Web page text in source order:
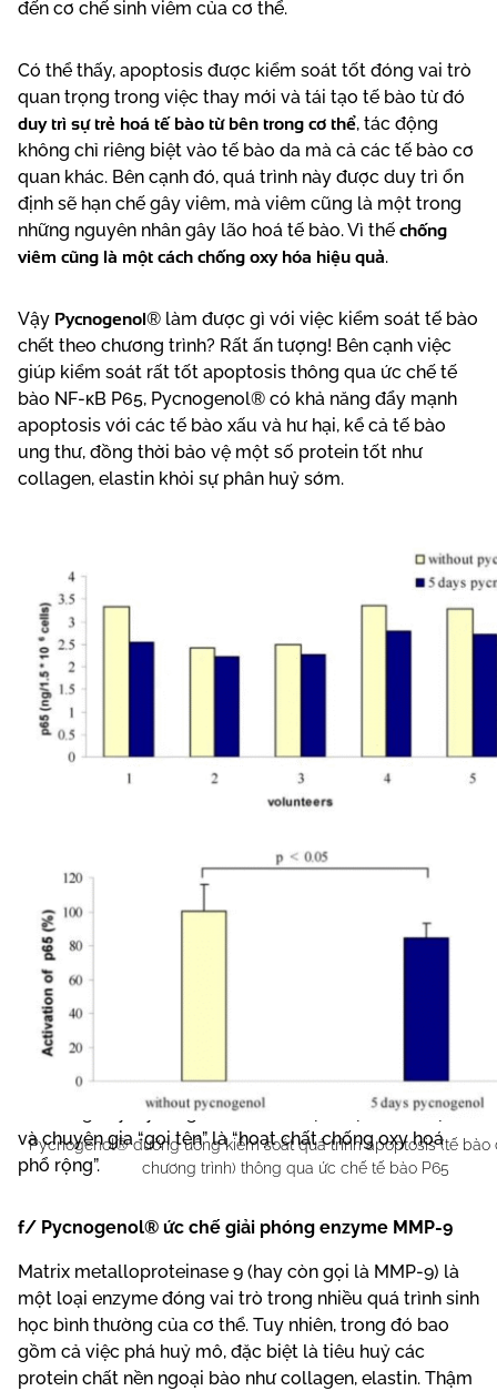
đến cơ chế sinh viêm của cơ thể.
Có thể thấy, apoptosis được kiểm soát tốt đóng vai trò
quan trọng trong việc thay mới và tái tạo tế bào từ đó
duy trì sự trẻ hoá tế bào từ bên trong cơ thể, tác động
không chỉ riêng biệt vào tế bào da mà cả các tế bào cơ
quan khác. Bên cạnh đó, quá trình này được duy trì ổn
định sẽ hạn chế gây viêm, mà viêm cũng là một trong
những nguyên nhân gây lão hoá tế bào. Vì thế chống
viêm cũng là một cách chống oxy hóa hiệu quả.
Vậy Pycnogenol® làm được gì với việc kiểm soát tế bào
chết theo chương trình? Rất ấn tượng! Bên cạnh việc
giúp kiểm soát rất tốt apoptosis thông qua ức chế tế
bào NF-κB P65, Pycnogenol® có khả năng đẩy mạnh
apoptosis với các tế bào xấu và hư hại, kể cả tế bào
ung thư, đồng thời bảo vệ một số protein tốt như
collagen, elastin khỏi sự phân huỷ sớm.
Pycnogenol® đường uống kiểm soát quá trình apoptosis (tế bào
chương trình) thông qua ức chế tế bào P65
Điều đó không có nghĩa Pycnogenol® có khả năng đơn
trị liệu trong điều trị ung thư, tuy nhiên, hoạt chất này
đã và đang được sử dụng như một sản phẩm chăm sóc
sức khỏe nhằm ngăn ngừa ung thư và đang được
nghiên cứu trong hỗ trợ điều trị ung thư do bệnh bạch
cầu. Pycnogenol® thực sự là một khám phá tuyệt vời
của y học, vượt xa kỳ vọng đối với mục tiêu trẻ hoá. Với
khả năng này, Pycnogenol® còn được một số tài liệu
và chuyên gia “gọi tên” là “hoạt chất chống oxy hoá
phổ rộng”.
f/ Pycnogenol® ức chế giải phóng enzyme MMP-9
Matrix metalloproteinase 9 (hay còn gọi là MMP-9) là
một loại enzyme đóng vai trò trong nhiều quá trình sinh
học bình thường của cơ thể. Tuy nhiên, trong đó bao
gồm cả việc phá huỷ mô, đặc biệt là tiêu huỷ các
protein chất nền ngoại bào như collagen, elastin. Thậm